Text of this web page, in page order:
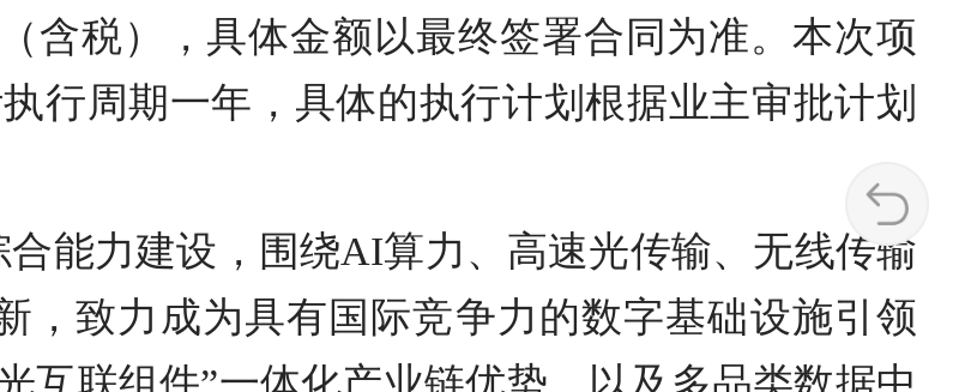
含税），具体金额以最终签署合同为准。本次项
行周期一年，具体的执行计划根据业主审批计划
能力建设，围绕AI算力、高速光传输、无线传输
，致力成为具有国际竞争力的数字基础设施引领
联组件”一体化产业链优势，以及多品类数据中